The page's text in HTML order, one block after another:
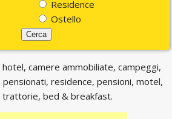
Residence
Ostello
camere ammobiliate, campeggi,
residence, pensioni, motel,
bed & breakfast.